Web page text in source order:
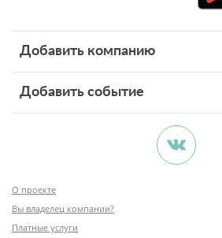
Добавить компанию
Добавить событие
О проекте
Вы владелец компании?
Платные услуги